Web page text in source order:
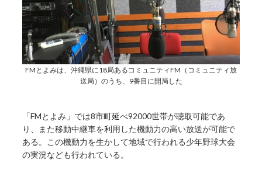
FMとよみは、沖縄県に18局あるコミュニティFM（コミュニティ放
送局）のうち、9番目に開局した
「FMとよみ」では8市町延べ92000世帯が聴取可能であ
り、また移動中継車を利用した機動力の高い放送が可能で
ある。この機動力を生かして地域で行われる少年野球大会
の実況なども行われている。